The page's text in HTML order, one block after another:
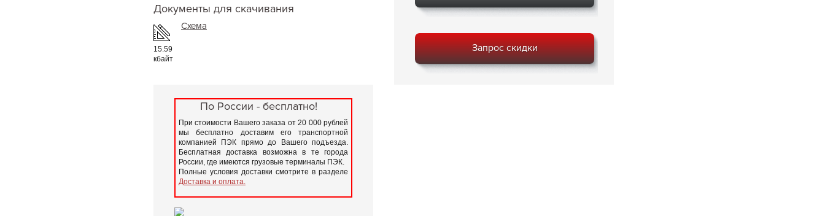
Документы для скачивания
15.59
кбайт
Схема
Запрос скидки
По России - бесплатно!
При стоимости Вашего заказа от 20 000 рублей
мы бесплатно доставим его транспортной
компанией ПЭК прямо до Вашего подъезда.
Бесплатная доставка возможна в те города
России, где имеются грузовые терминалы ПЭК.
Полные условия доставки смотрите в разделе
Доставка и оплата.